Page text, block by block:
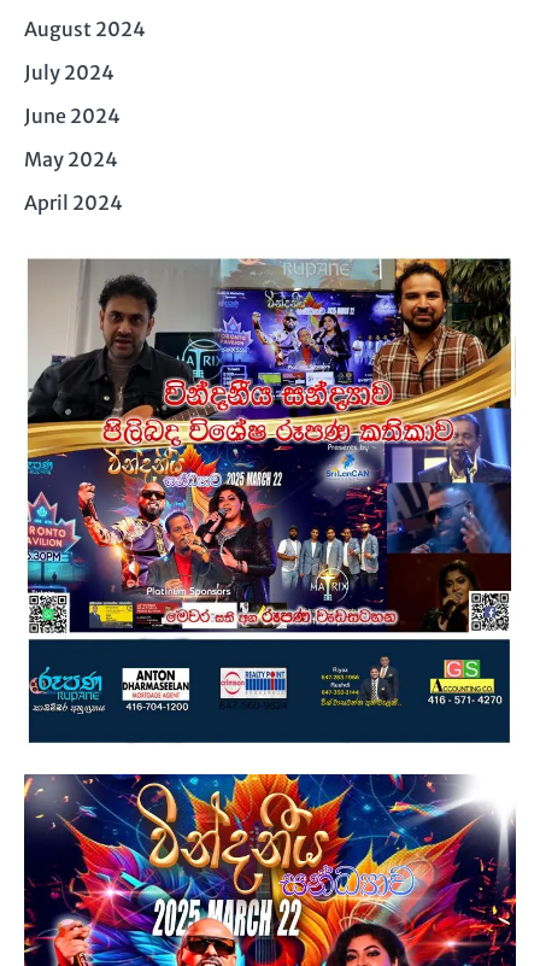
August 2024
July 2024
June 2024
May 2024
April 2024